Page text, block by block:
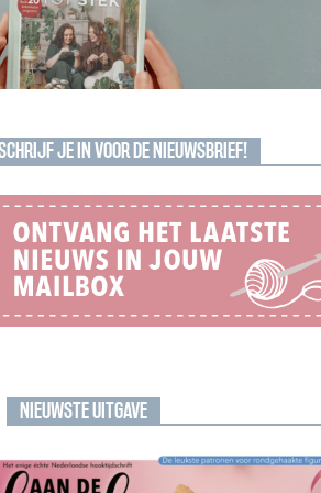
JE IN VOOR DE NIEUWSBRIEF!
NIEUWSTE UITGAVE